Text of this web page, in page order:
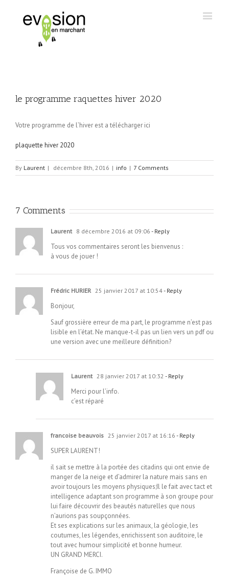
le programme raquettes hiver 2020
Votre programme de l’hiver est a télécharger ici
plaquette hiver 2020
By Laurent | décembre 8th, 2016 | info | 7 Comments
7 Comments
Laurent 8 décembre 2016 at 09:06 - Reply
Tous vos commentaires seront les bienvenus :
à vous de jouer !
Frédric HURIER 25 janvier 2017 at 10:54- Reply
Bonjour,
Sauf grossière erreur de ma part, le programme n’est pas
lisible en l’état. Ne manque-t-il pas un lien vers un pdf ou
une version avec une meilleure définition?
Laurent 28 janvier 2017 at 10:32 - Reply
Merci pour l’info.
c’est réparé
francoise beauvois 25 janvier 2017 at 16:16 - Reply
SUPER LAURENT!
il sait se mettre à la portée des citadins qui ont envie de
manger de la neige et d’admirer la nature mais sans en
avoir toujours les moyens physiques;Il le fait avec tact et
intelligence adaptant son programme à son groupe pour
lui faire découvrir des beautés naturelles que nous
n’aurions pas soupçonnées.
Et ses explications sur les animaux, la géologie, les
coutumes, les légendes, enrichissent son auditoire, le
tout avec humour simplicité et bonne humeur.
UN GRAND MERCI.
Françoise de G. IMMO